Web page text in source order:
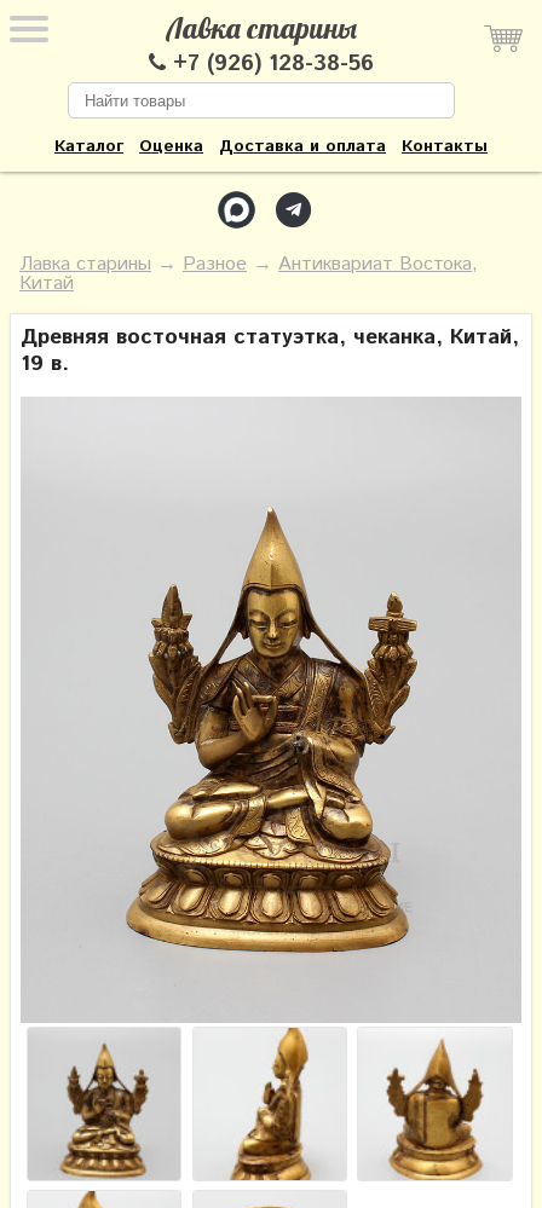
Лавка старины
+7 (926) 128-38-56
Каталог Оценка Доставка и оплата Контакты
Лавка старины → Разное → Антиквариат Востока,
Китай
Древняя восточная статуэтка, чеканка, Китай,
19 в.